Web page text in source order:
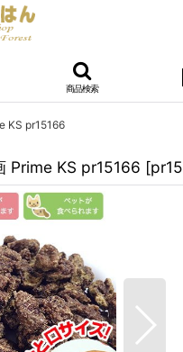
商品検索
KS pr15166
Prime KS pr15166 [